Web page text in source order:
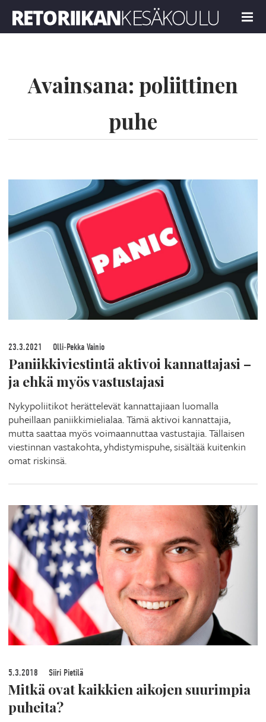
MENU
Avainsana: poliittinen
puhe
23.3.2021 Olli-Pekka Vainio
Paniikkiviestintä aktivoi kannattajasi –
ja ehkä myös vastustajasi
Nykypoliitikot herättelevät kannattajiaan luomalla
puheillaan paniikkimielialaa. Tämä aktivoi kannattajia,
mutta saattaa myös voimaannuttaa vastustajia. Tällaisen
viestinnan vastakohta, yhdistymispuhe, sisältää kuitenkin
omat riskinsä.
5.3.2018 Siiri Pietilä
Mitkä ovat kaikkien aikojen suurimpia
puheita?